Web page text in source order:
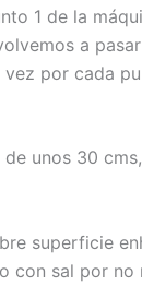
1 de la
a
vez por cada
unos 30
superficie
con sal por no